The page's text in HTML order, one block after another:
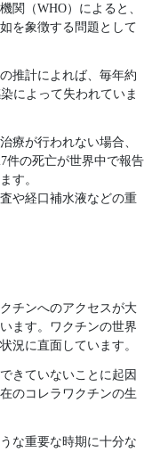
関（WHO）によると、
を象徴する問題として
推計によれば、毎年約
によって失われていま
療が行われない場合、
件の死亡が世界中で報告
す。
や経口補水液などの重
チンへのアクセスが大
ます。ワクチンの世界
況に直面しています。
きていないことに起因
のコレラワクチンの生
な重要な時期に十分な